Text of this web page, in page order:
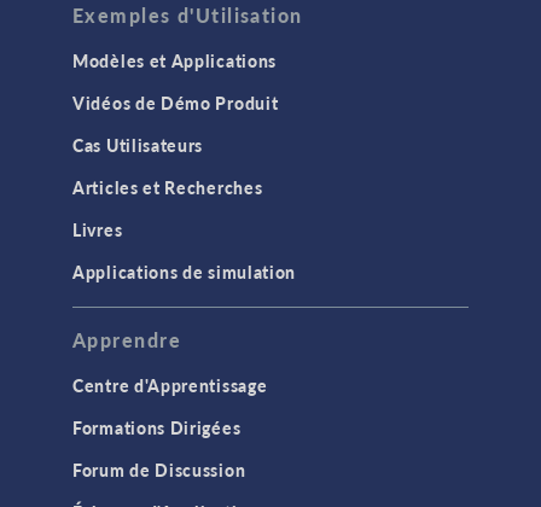
Exemples d'Utilisation
Modèles et Applications
Vidéos de Démo Produit
Cas Utilisateurs
Articles et Recherches
Livres
Applications de simulation
Apprendre
Centre d'Apprentissage
Formations Dirigées
Forum de Discussion